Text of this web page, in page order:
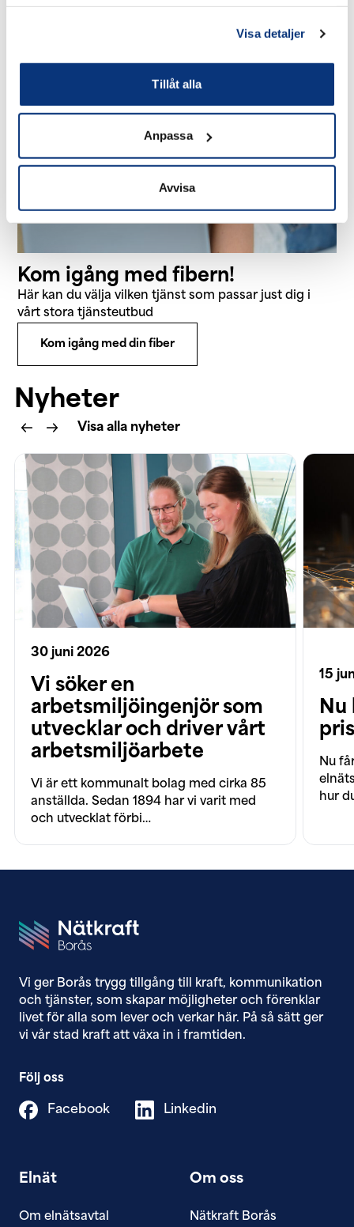
Visa detaljer
Tillåt alla
Anpassa
Avvisa
Kom igång med fibern!
Här kan du välja vilken tjänst som passar just dig i
vårt stora tjänsteutbud
Kom igång med din fiber
Nyheter
Visa alla nyheter
30 juni 2026
Vi söker en
arbetsmiljöingenjör som
utvecklar och driver vårt
arbetsmiljöarbete
Vi är ett kommunalt bolag med cirka 85
anställda. Sedan 1894 har vi varit med
och utvecklat förbi…
15
Nu
Nu
hur
Vi ger Borås trygg tillgång till ​kraft, kommunikation
och tjänster, som skapar möjligheter och förenklar
livet för alla som lever och verkar här. På så sätt ger
vi vår stad kraft att växa in i framtiden.
Följ oss
Facebook Linkedin
Elnät
Om elnätsavtal
Om oss
Nätkraft Borås